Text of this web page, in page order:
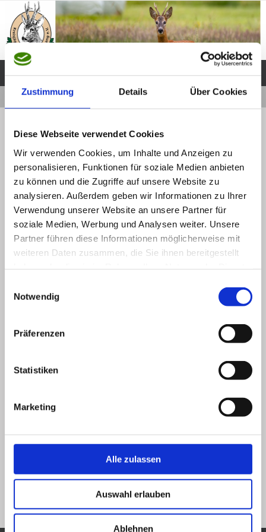
Zustimmung Details Über Cookies
Diese Webseite verwendet Cookies
Wir verwenden Cookies, um Inhalte und Anzeigen zu
personalisieren, Funktionen für soziale Medien anbieten
zu können und die Zugriffe auf unsere Website zu
analysieren. Außerdem geben wir Informationen zu Ihrer
Verwendung unserer Website an unsere Partner für
soziale Medien, Werbung und Analysen weiter. Unsere
Partner führen diese Informationen möglicherweise mit
weiteren Daten zusammen, die Sie ihnen bereitgestellt
Notwendig
Präferenzen
Statistiken
Marketing
Alle zulassen
Auswahl erlauben
Ablehnen
Inhalt
springen
StartSchiessstand
P1040830
Webmaster 13 November, 2015
Die Originalgröße beträgt1280 × 960Pixel
Webmaster
13 November, 2015
Lesezeichen.
Vorheriges Bild Nächstes Bild